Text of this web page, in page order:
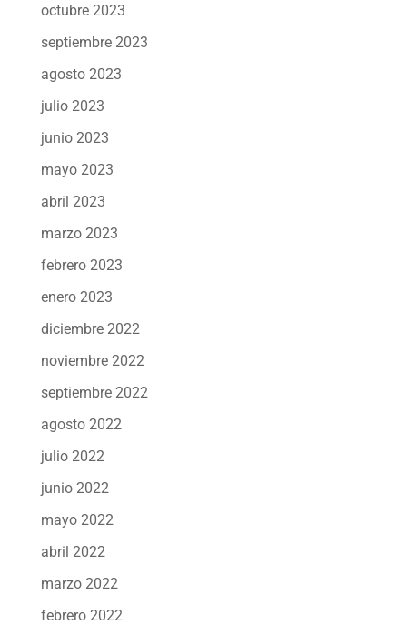
octubre 2023
septiembre 2023
agosto 2023
julio 2023
junio 2023
mayo 2023
abril 2023
marzo 2023
febrero 2023
enero 2023
diciembre 2022
noviembre 2022
septiembre 2022
agosto 2022
julio 2022
junio 2022
mayo 2022
abril 2022
marzo 2022
febrero 2022